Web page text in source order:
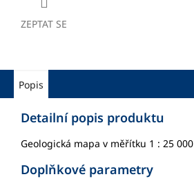
ZEPTAT SE
Popis
Detailní popis produktu
Geologická mapa v měřítku 1 : 25 000
Doplňkové parametry